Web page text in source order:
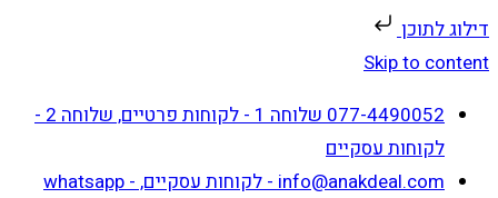
דילוג לתוכן
Skip to content
077-4490052 שלוחה 1 - לקוחות פרטיים, שלוחה 2 -
לקוחות עסקיים
info@anakdeal.com - לקוחות עסקיים, whatsapp -